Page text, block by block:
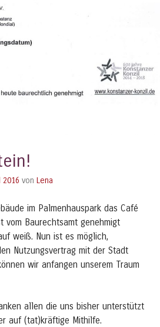
2016 von Lena
im Palmenhauspark das Café
vom Baurechtsamt genehmigt
weiß. Nun ist es möglich,
Nutzungsvertrag mit der Stadt
wir anfangen unserem Traum
allen die uns bisher unterstützt
auf (tat)kräftige Mithilfe.